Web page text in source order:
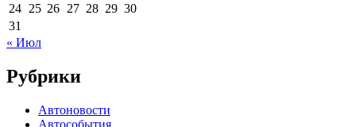
24 25 26 27 28 29 30
31
« Июл
Рубрики
Автоновости
Автособытия